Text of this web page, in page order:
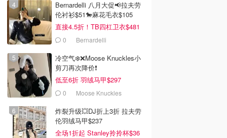
Bernardelli 八月大促📢拉夫劳
伦衬衫$51🐎麻花毛衣$105
直接4.5折！TB四杠卫衣$481
0 Bernardelli
冷空气❄️❌️Moose Knuckles小
剪刀再次降价❗️
低至6折 羽绒马甲$297
0 Moose Knuckles
炸裂升级💥DJ折上3折 拉夫劳
伦羽绒马甲$237
全场1折起 Stanley拎拎杯$36